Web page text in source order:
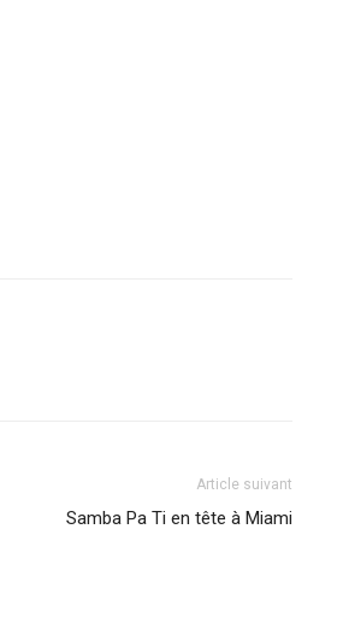
Article suivant
Samba Pa Ti en tête à Miami